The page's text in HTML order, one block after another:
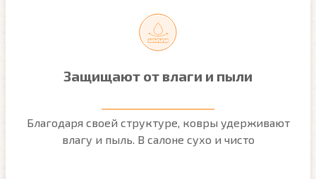
Защищают от влаги и пыли
Благодаря своей структуре, ковры удерживают
влагу и пыль. В салоне сухо и чисто